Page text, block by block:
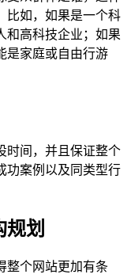
比如，如果是一个科
和高科技企业；如果
是家庭或自由行游
时间，并且保证整个
功案例以及同类型行
划
整个网站更加有条